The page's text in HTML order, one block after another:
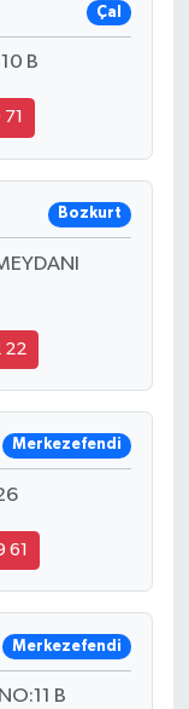
Çal
B
Bozkurt
22
Merkezefendi
61
Merkezefendi
B